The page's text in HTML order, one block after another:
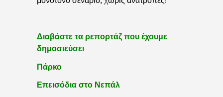
Διαβάστε τα ρεπορτάζ που έχουμε
δημοσιεύσει
Πάρκο
Επεισόδια στο Νεπάλ